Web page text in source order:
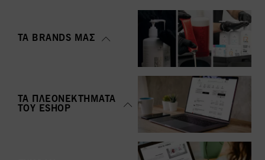
ΤΑ BRANDS ΜΑΣ
ΤΑ ΠΛΕΟΝΕΚΤΉΜΑΤΑ
ΤΟΥ ΕSHOP